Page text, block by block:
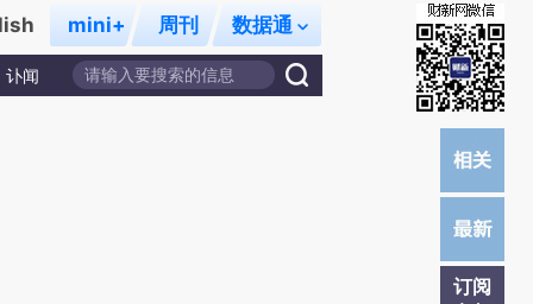
mini+ 周刊 数据通
讣闻
订阅